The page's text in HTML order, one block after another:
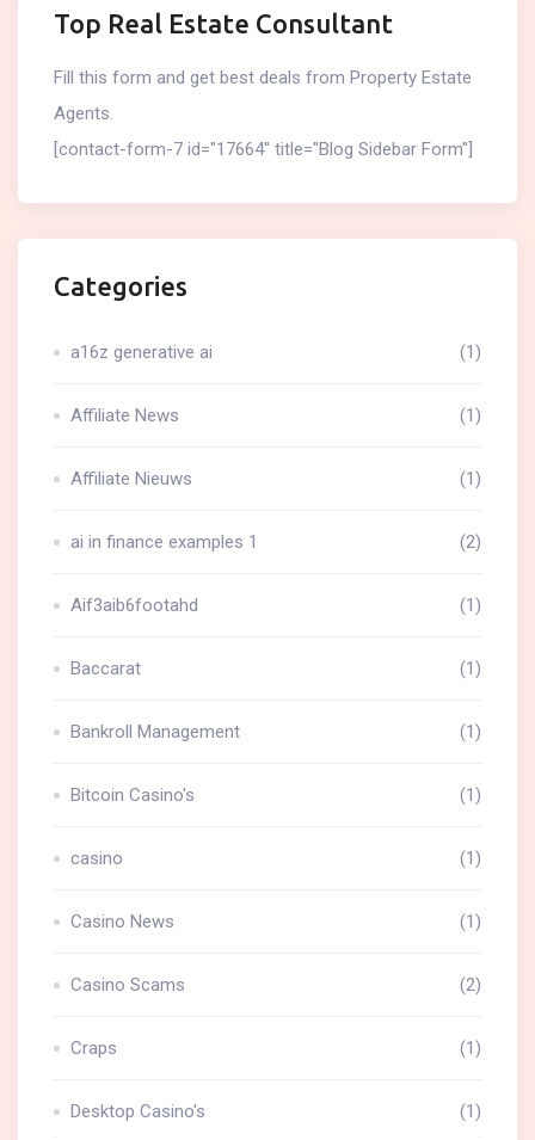
Top Real Estate Consultant
Fill this form and get best deals from Property Estate
Agents.
[contact-form-7 id="17664" title="Blog Sidebar Form"]
Categories
a16z generative ai (1)
Affiliate News (1)
Affiliate Nieuws (1)
ai in finance examples 1 (2)
Aif3aib6footahd (1)
Baccarat (1)
Bankroll Management (1)
Bitcoin Casino's (1)
casino (1)
Casino News (1)
Casino Scams (2)
Craps (1)
Desktop Casino's (1)